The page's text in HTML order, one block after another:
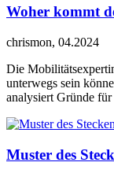
Woher kommt
chrismon, 04.2024
Die
unterwegs sein
analysiert Gründe
Muster des